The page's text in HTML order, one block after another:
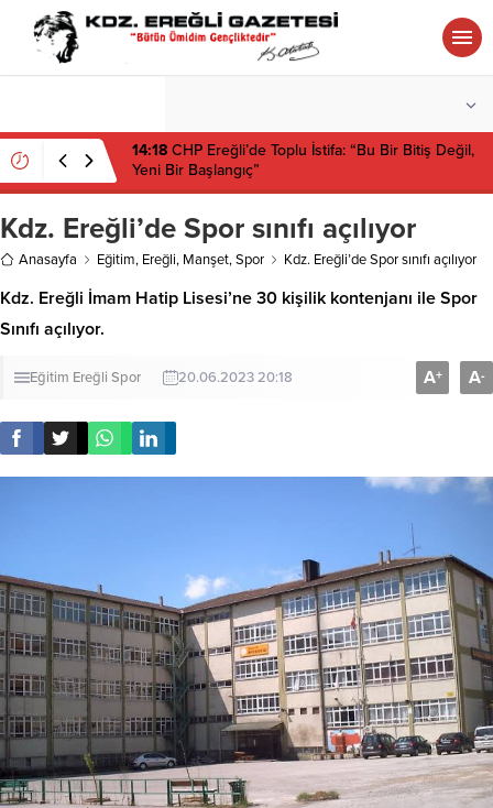
14:18 CHP Ereğli’de Toplu İstifa: “Bu Bir Bitiş Değil,
Yeni Bir Başlangıç”
Kdz. Ereğli’de Spor sınıfı açılıyor
Anasayfa Eğitim, Ereğli, Manşet,Spor Kdz. Ereğli’de Spor sınıfı açılıyor
Kdz. Ereğli İmam Hatip Lisesi’ne 30 kişilik kontenjanı ile Spor
Sınıfı açılıyor.
Eğitim Ereğli Spor 20.06.2023 20:18 A+ A-